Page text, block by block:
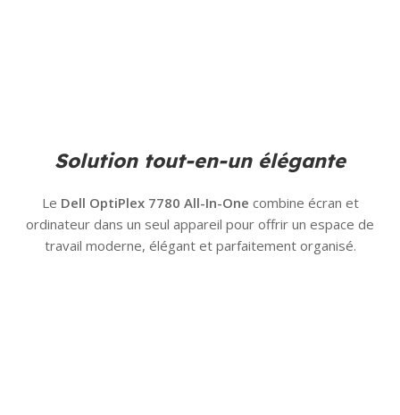
Solution tout-en-un élégante
Le Dell OptiPlex 7780 All-In-One combine écran et
ordinateur dans un seul appareil pour offrir un espace de
travail moderne, élégant et parfaitement organisé.